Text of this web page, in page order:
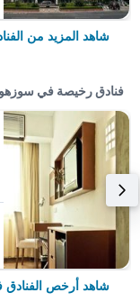
شاهد المزيد من
فنادق رخيصة في سوزهو
شاهد أرخص